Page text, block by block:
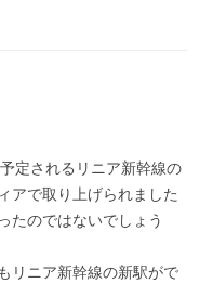
定されるリニア新幹線の
アで取り上げられました
たのではないでしょう
リニア新幹線の新駅がで